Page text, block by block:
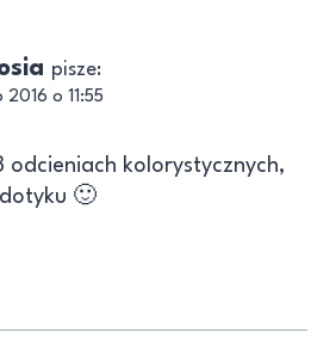
pisze:
o 11:55
odcieniach kolorystycznych,
🙂